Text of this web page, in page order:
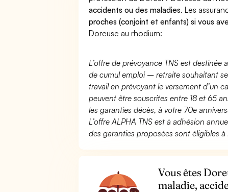
accidents ou des maladies. Les
proches (conjoint et enfants) si vous
Doreuse au rhodium:
L’offre de prévoyance TNS est
de cumul emploi – retraite souhaitant
travail en prévoyant le versement d’un
peuvent être souscrites entre 18 et 65
les garanties décès, à votre 70e
L’offre ALPHA TNS est à adhésion
des garanties proposées sont éligibles à
Vous êtes
maladie,